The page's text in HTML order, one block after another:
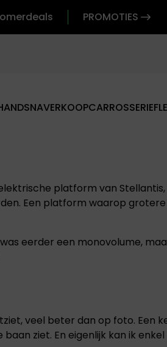
PROMOTIES
en
zich
automerk dat al
meer dan een eeuw
synoniem staat
NAVERKOOPCARROSSERIE
platform van
Een platform waarop
eerder een monovolume,
veel beter dan op foto. Een
ziet. En eigenlijk kan ik